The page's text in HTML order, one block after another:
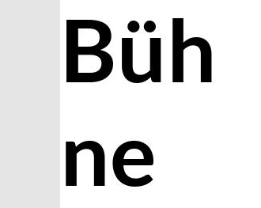
Büh
ne